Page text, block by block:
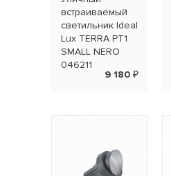
встраиваемый
светильник Ideal
Lux TERRA PT1
SMALL NERO
046211
9 180 ₽